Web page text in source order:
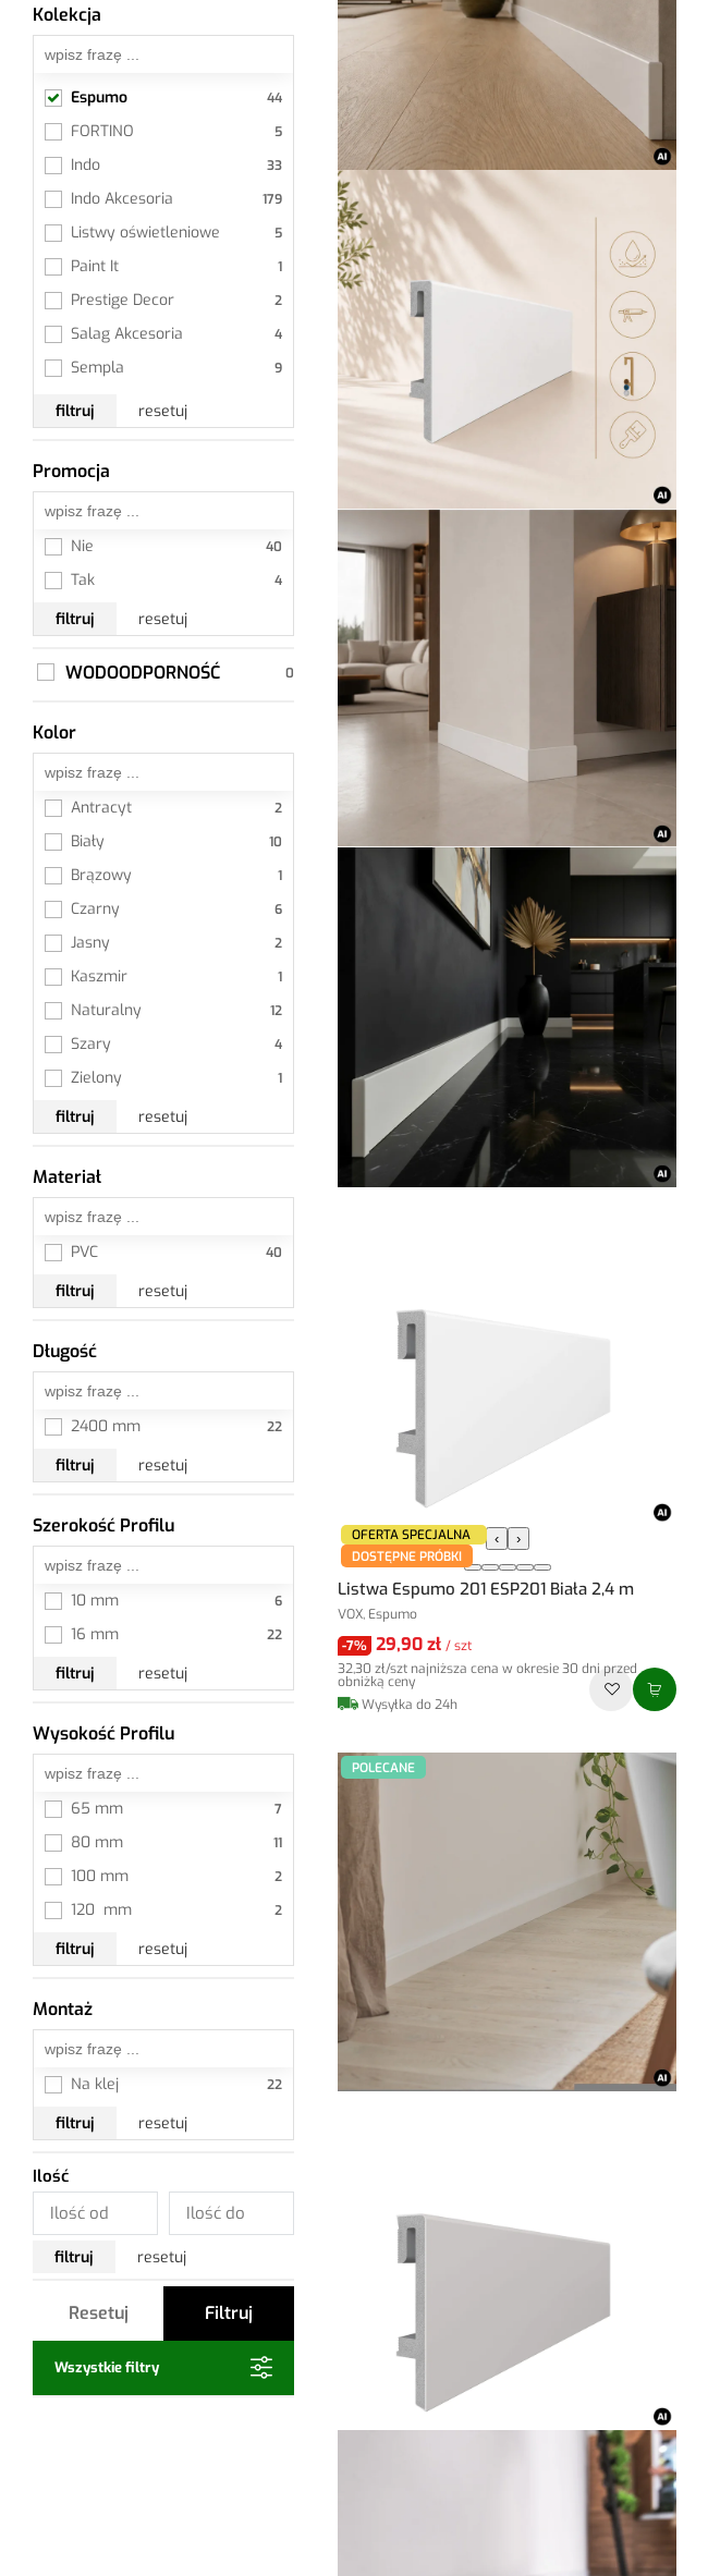
Kolekcja
Bravo Kolory Drewna
Diamond
Espumo
FORTINO
Indo
Indo Akcesoria
Listwy oświetleniowe
Paint It
Prestige Decor
Salag Akcesoria
Sempla
Sempla Akcesoria
STIQ XL Mono
STIQ XL Wood
Vigo 60
Vigo 80
Vigo Zakończenia
filtruj resetuj
Promocja
Nie
Tak
filtruj
resetuj
WODOODPORNOŚĆ
Kolor
Antracyt
Biały
Brązowy
Czarny
Jasny
Kaszmir
Naturalny
Szary
Zielony
filtruj
resetuj
Materiał
PVC
filtruj
resetuj
Długość
2400 mm
filtruj
resetuj
Szerokość Profilu
10 mm
16 mm
filtruj
resetuj
Wysokość Profilu
65 mm
80 mm
100 mm
120  mm
filtruj
resetuj
Montaż
Na klej
filtruj
resetuj
Ilość
filtruj resetuj
Resetuj Filtruj
Wszystkie filtry
‹ ›
OFERTA SPECJALNA
DOSTĘPNE PRÓBKI
Listwa Espumo 201 ESP201 Biała 2,4 m
VOX, Espumo
-7% 29,90 zł / szt
32,30 zł/szt najniższa cena w okresie 30 dni przed
obniżką ceny
Wysyłka do 24h
POLECANE